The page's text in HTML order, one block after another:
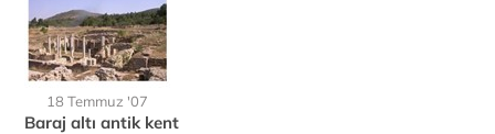
18 Temmuz '07
Baraj altı antik kent